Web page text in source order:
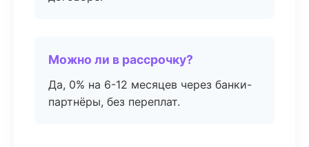
Можно ли в рассрочку?
Да, 0% на 6-12 месяцев через банки-
партнёры, без переплат.